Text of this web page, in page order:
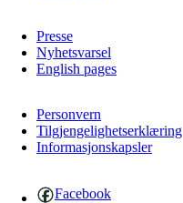
Presse
Nyhetsvarsel
English pages
Personvern
Tilgjengelighetserklæring
Informasjonskapsler
Facebook